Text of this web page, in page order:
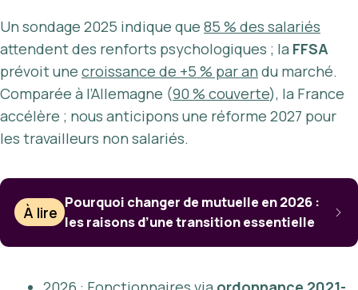
Un sondage 2025 indique que 85 % des salariés
attendent des renforts psychologiques ; la FFSA
prévoit une croissance de +5 % par an du marché.
Comparée à l’Allemagne (90 % couverte), la France
accélère ; nous anticipons une réforme 2027 pour
les travailleurs non salariés.
À lire
Pourquoi changer de mutuelle en 2026 :
les raisons d’une transition essentielle